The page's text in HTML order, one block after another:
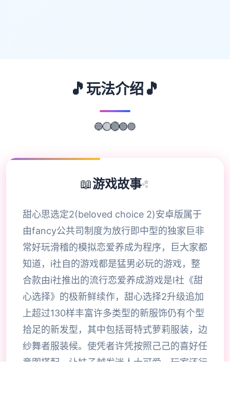
🎵 玩法介绍 🎵
🔵🟡🔴🟢🟣
📖游戏故事✨
甜心思选定2(beloved choice 2)安卓版属于
由fancy公共司制度为放行即中型的独家巨非
常好玩滑稽的模拟恋爱养成为程序，巨大家都
知道，i社自的游戏都是猛男必玩的游戏，整
合款由i社推出的流行恋爱养成游戏是I社《甜
心选择》的极新鲜续作，甜心选择2升级追加
上超过130样丰富许多类型的新服饰仍有个型
拾足的新发型，其中包括哥特式萝莉服装，边
纱舞者服装候。使凭者许凭按照己己的喜好任
意图搭配，让妹子越发迷人士可爱。玩家还行